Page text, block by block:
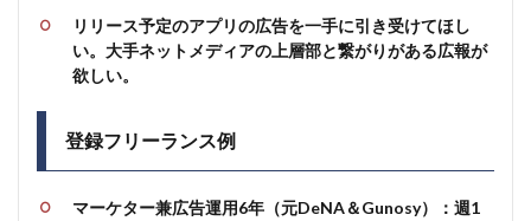
リリース予定のアプリの広告を一手に引き受けてほし
い。大手ネットメディアの上層部と繋がりがある広報が
欲しい。
登録フリーランス例
マーケター兼広告運用6年（元DeNA＆Gunosy）：週1